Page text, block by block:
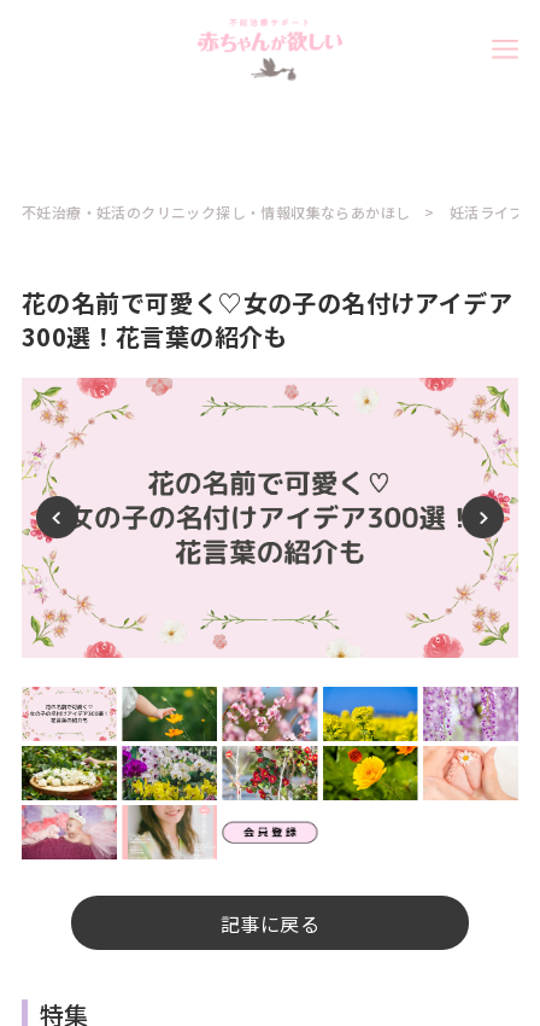
不妊治療・妊活のクリニック探し・情報収集ならあかほし 妊活ライフ
花の名前で可愛く♡女の子の名付けアイデア
300選！花言葉の紹介も
記事に戻る
特集